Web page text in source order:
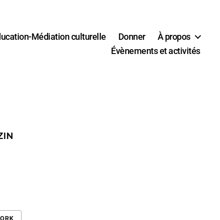
Médiation culturelle Donner
À propos
Évènements et activités